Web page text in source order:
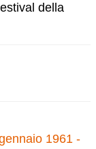
della
1961 -